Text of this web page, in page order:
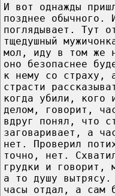
И вот однажды
позднее обычного.
поглядывает. Тут
тщедушный
мол, иду в том же
оно безопаснее
к нему со страху,
страсти
когда убили, кого
делом, говорит,
вдруг понял, что
заговаривает, а
нет. Проверил
точно, нет.
грудки и говорит,
а то душу вытрясу.
часы отдал, а сам